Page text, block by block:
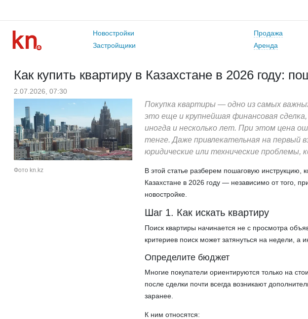
Новостройки
Застройщики
Продажа
Аренда
Как купить квартиру в Казахстане в 2026 году:
2.07.2026, 07:30
Фото kn.kz
Покупка квартиры — одно из самых
это еще и крупнейшая финансовая
иногда и несколько лет. При этом цена
тенге. Даже привлекательная на первый
юридические или технические проблемы,
В этой статье разберем пошаговую инструкцию,
Казахстане в 2026 году — независимо от того,
новостройке.
Шаг 1. Как искать квартиру
Поиск квартиры начинается не с просмотра
критериев поиск может затянуться на недели, а
Определите бюджет
Многие покупатели ориентируются только на
после сделки почти всегда возникают
заранее.
К ним относятся: